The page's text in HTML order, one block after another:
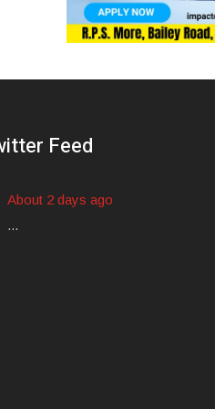
Feed
About 2 days ago
...